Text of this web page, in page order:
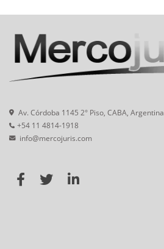
Av. Córdoba 1145 2° Piso, CABA, Argentina
+54 11 4814-1918
info@mercojuris.com